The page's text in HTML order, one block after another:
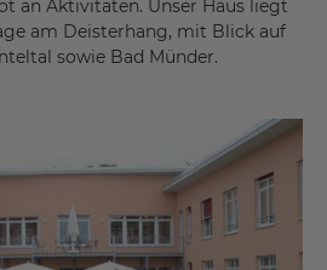
an Aktivitäten. Unser Haus liegt
am Deisterhang, mit Blick auf
sowie Bad Münder.